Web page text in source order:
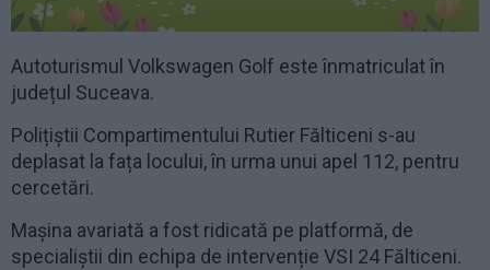
Autoturismul Volkswagen Golf este înmatriculat în
județul Suceava.
Polițiștii Compartimentului Rutier Fălticeni s-au
deplasat la fața locului, în urma unui apel 112, pentru
cercetări.
Mașina avariată a fost ridicată pe platformă, de
specialiștii din echipa de intervenție VSI 24 Fălticeni.